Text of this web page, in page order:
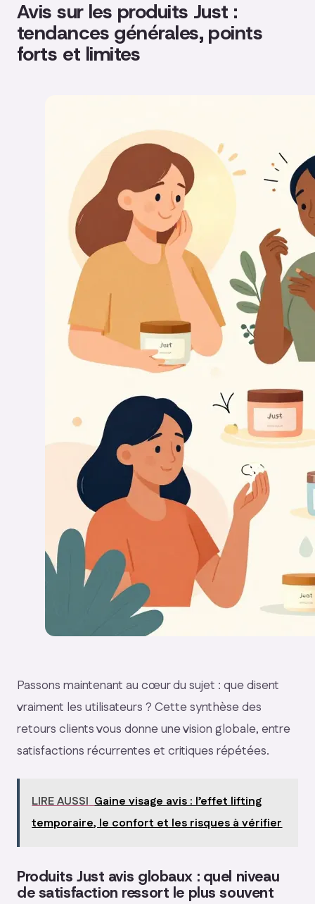
Avis sur les produits Just :
tendances générales, points
forts et limites
Passons maintenant au cœur du sujet : que disent
vraiment les utilisateurs ? Cette synthèse des
retours clients vous donne une vision globale, entre
satisfactions récurrentes et critiques répétées.
LIRE AUSSI Gaine visage avis : l’effet lifting
temporaire, le confort et les risques à vérifier
Produits Just avis globaux : quel niveau
de satisfaction ressort le plus souvent